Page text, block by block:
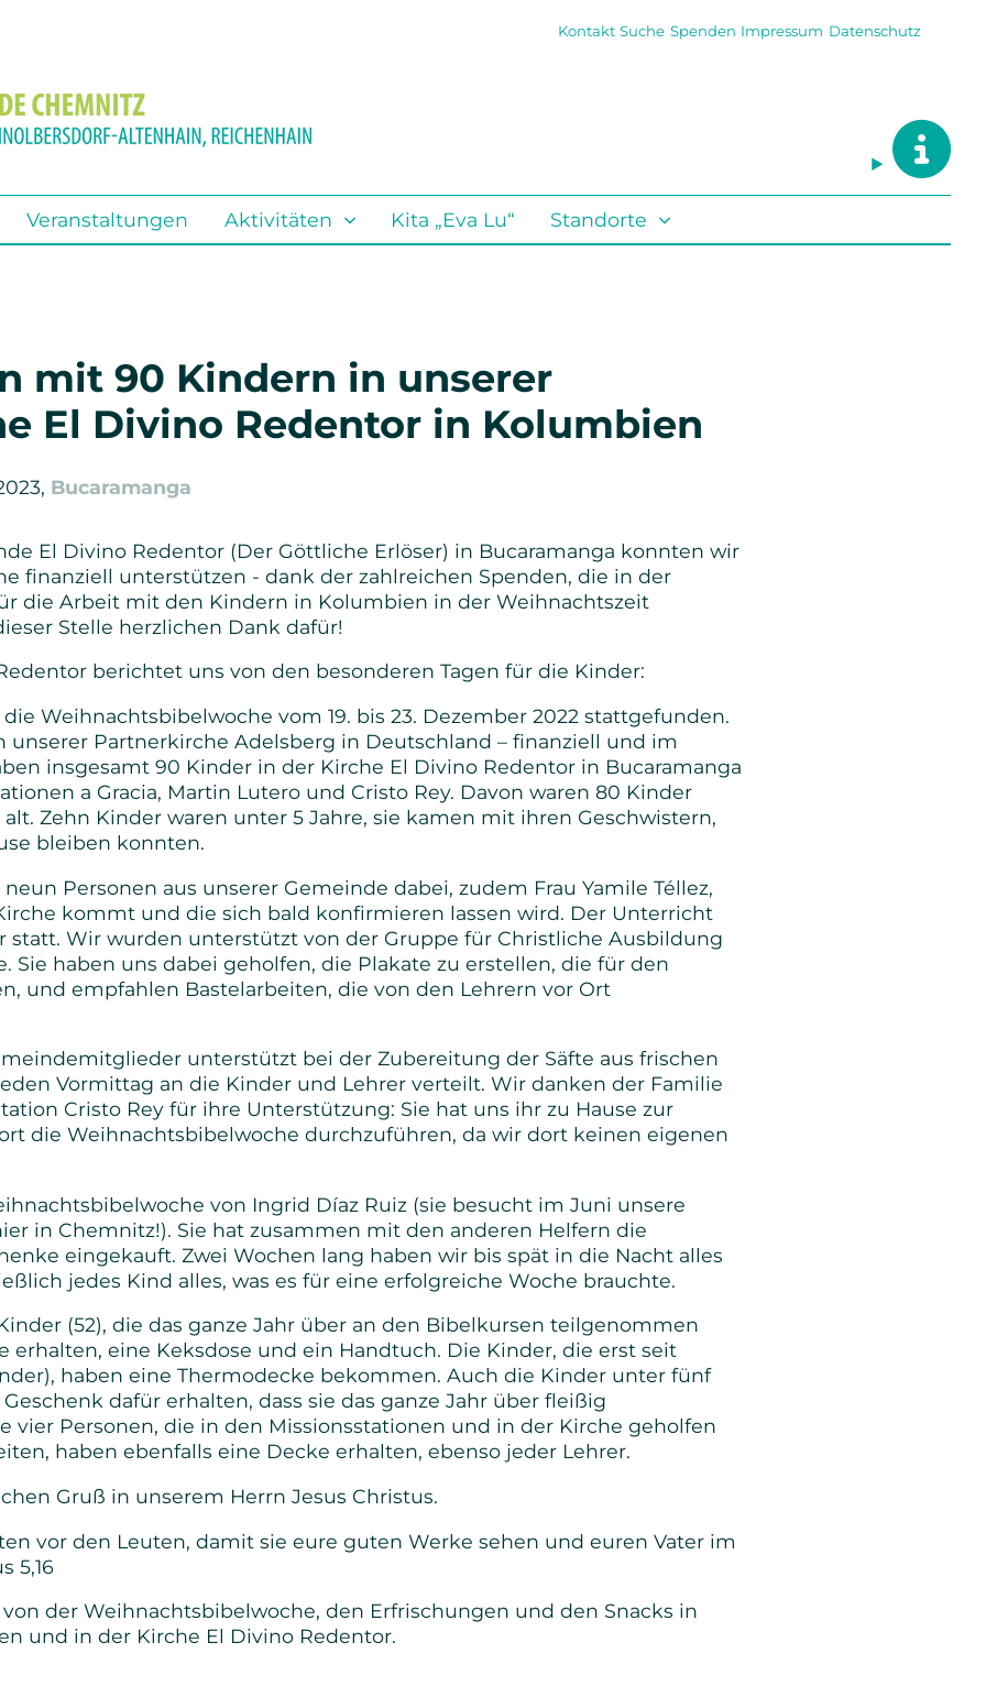
Kontakt Suche Spenden Impressum Datenschutz
Veranstaltungen Aktivitäten Kita „Eva Lu“ Standorte
mit 90 Kindern in unserer
El Divino Redentor in Kolumbien
Bucaramanga
El Divino Redentor (Der Göttliche Erlöser) in Bucaramanga konnten wir
finanziell unterstützen - dank der zahlreichen Spenden, die in der
die Arbeit mit den Kindern in Kolumbien in der Weihnachtszeit
Stelle herzlichen Dank dafür!
berichtet uns von den besonderen Tagen für die Kinder:
die Weihnachtsbibelwoche vom 19. bis 23. Dezember 2022 stattgefunden.
unserer Partnerkirche Adelsberg in Deutschland – finanziell und im
insgesamt 90 Kinder in der Kirche El Divino Redentor in Bucaramanga
a Gracia, Martin Lutero und Cristo Rey. Davon waren 80 Kinder
alt. Zehn Kinder waren unter 5 Jahre, sie kamen mit ihren Geschwistern,
bleiben konnten.
neun Personen aus unserer Gemeinde dabei, zudem Frau Yamile Téllez,
kommt und die sich bald konfirmieren lassen wird. Der Unterricht
statt. Wir wurden unterstützt von der Gruppe für Christliche Ausbildung
Sie haben uns dabei geholfen, die Plakate zu erstellen, die für den
und empfahlen Bastelarbeiten, die von den Lehrern vor Ort
unterstützt bei der Zubereitung der Säfte aus frischen
Vormittag an die Kinder und Lehrer verteilt. Wir danken der Familie
Cristo Rey für ihre Unterstützung: Sie hat uns ihr zu Hause zur
die Weihnachtsbibelwoche durchzuführen, da wir dort keinen eigenen
von Ingrid Díaz Ruiz (sie besucht im Juni unsere
in Chemnitz!). Sie hat zusammen mit den anderen Helfern die
eingekauft. Zwei Wochen lang haben wir bis spät in die Nacht alles
jedes Kind alles, was es für eine erfolgreiche Woche brauchte.
(52), die das ganze Jahr über an den Bibelkursen teilgenommen
erhalten, eine Keksdose und ein Handtuch. Die Kinder, die erst seit
haben eine Thermodecke bekommen. Auch die Kinder unter fünf
Geschenk dafür erhalten, dass sie das ganze Jahr über fleißig
vier Personen, die in den Missionsstationen und in der Kirche geholfen
haben ebenfalls eine Decke erhalten, ebenso jeder Lehrer.
Gruß in unserem Herrn Jesus Christus.
vor den Leuten, damit sie eure guten Werke sehen und euren Vater im
5,16
von der Weihnachtsbibelwoche, den Erfrischungen und den Snacks in
und in der Kirche El Divino Redentor.
Steig ein bei Gott
Kirchenmusik
Poporatorium 2024
Konfirmandenarbeit
Junge Gemeinde
Bibel- und Gebetskreise
Haus- und Gesprächskreise
Adelsberg
Euba
Kleinolbersdorf-Altenhain
Friedhöfe